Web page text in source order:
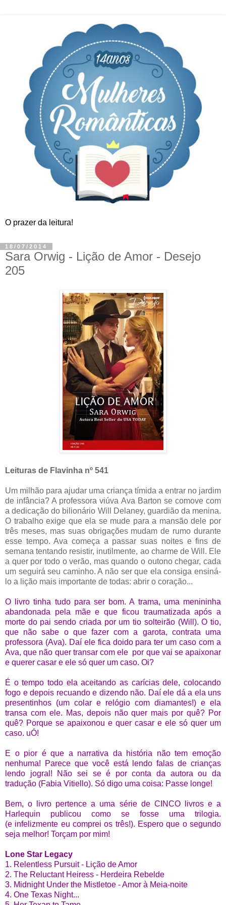
O prazer da leitura!
18/07/2014
Sara Orwig - Lição de Amor - Desejo
205
Leituras de Flavinha nº 541
Um milhão para ajudar uma criança tímida a entrar no jardim
de infância? A professora viúva Ava Barton se comove com
a dedicação do bilionário Will Delaney, guardião da menina.
O trabalho exige que ela se mude para a mansão dele por
três meses, mas suas obrigações mudam de rumo durante
esse tempo. Ava começa a passar suas noites e fins de
semana tentando resistir, inutilmente, ao charme de Will. Ele
a quer por todo o verão, mas quando o outono chegar, cada
um seguirá seu caminho. A não ser que ela consiga ensiná-
lo a lição mais importante de todas: abrir o coração...
O livro tinha tudo para ser bom. A trama, uma menininha
abandonada pela mãe e que ficou traumatizada após a
morte do pai sendo criada por um tio solteirão (Will). O tio,
que não sabe o que fazer com a garota, contrata uma
professora (Ava). Daí ele fica doido para ter um caso com a
Ava, que não quer transar com ele por que vai se apaixonar
e querer casar e ele só quer um caso. Oi?
É o tempo todo ela aceitando as carícias dele, colocando
fogo e depois recuando e dizendo não. Daí ele dá a ela uns
presentinhos (um colar e relógio com diamantes!) e ela
transa com ele. Mas, depois não quer mais por quê? Por
quê? Porque se apaixonou e quer casar e ele só quer um
caso. uÓ!
E o pior é que a narrativa da história não tem emoção
nenhuma! Parece que você está lendo falas de crianças
lendo jogral! Não sei se é por conta da autora ou da
tradução (Fabia Vitiello). Só digo uma coisa: Passe longe!
Bem, o livro pertence a uma série de CINCO livros e a
Harlequin publicou como se fosse uma trilogia.
(e infelizmente eu comprei os três!). Espero que o segundo
seja melhor! Torçam por mim!
Lone Star Legacy
1. Relentless Pursuit - Lição de Amor
2. The Reluctant Heiress - Herdeira Rebelde
3. Midnight Under the Mistletoe - Amor à Meia-noite
4. One Texas Night...